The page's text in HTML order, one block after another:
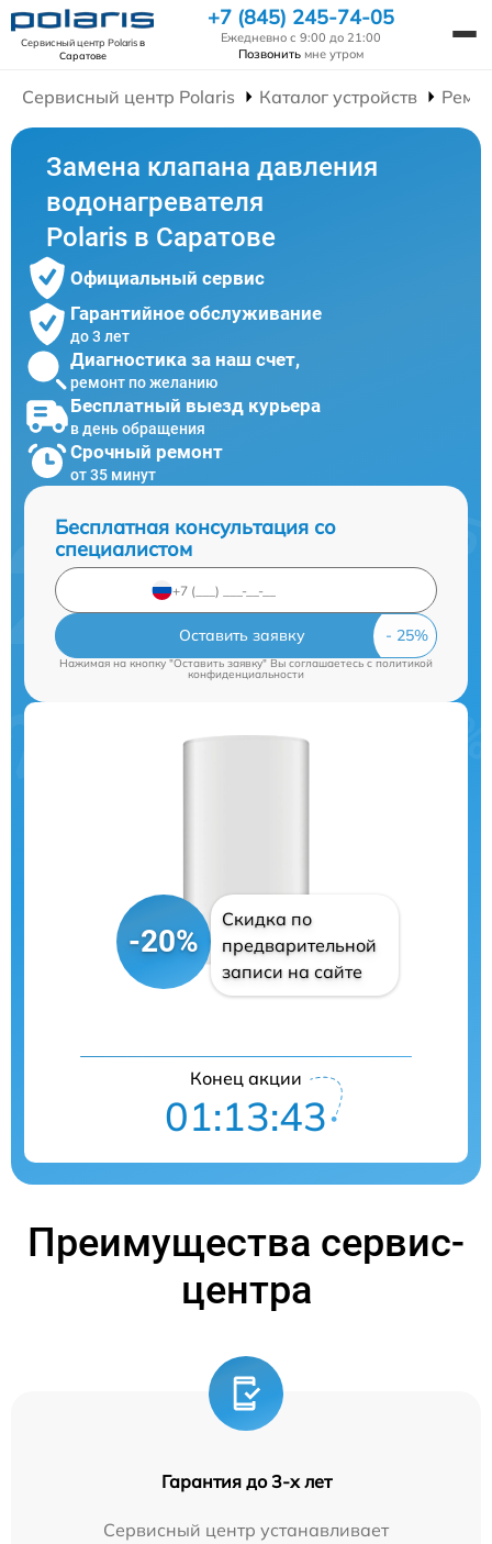
Сервисный центр Polarisв
Саратове
+7 (845) 245-74-05
Ежедневно с 9:00 до 21:00
Позвонить мне утром
Сервисный центр Polaris Каталог устройств
Замена клапана давления
водонагревателя
Polaris в Саратове
Официальный сервис
Гарантийное обслуживание
до 3 лет
Диагностика за наш счет,
ремонт по желанию
Бесплатный выезд курьера
в день обращения
Срочный ремонт
от 35 минут
Бесплатная консультация со
специалистом
Оставить заявку
Нажимая на кнопку "Оставить заявку" Вы соглашаетесь cполитикой
конфиденциальности
-20%
Скидка по
предварительной
записи на сайте
Конец акции
01:13:42
Преимущества сервис-
центра
Гарантия до 3-х лет
Сервисный центр устанавливает